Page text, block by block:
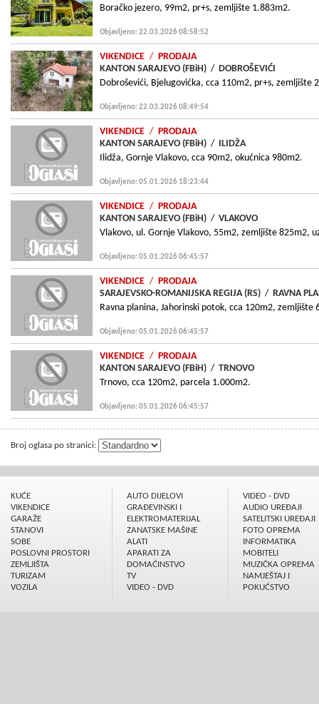
Boračko jezero, 99m2, pr+s, zemljište 1.883m2.
Objavljeno: 22.03.2026 08:58:52
VIKENDICE / PRODAJA
KANTON SARAJEVO (FBiH) / DOBROŠEVIĆI
Dobroševići, Bjelugovićka, cca 110m2, pr+s, zemljište
Objavljeno: 22.03.2026 08:49:54
VIKENDICE / PRODAJA
KANTON SARAJEVO (FBiH) / ILIDŽA
Ilidža, Gornje Vlakovo, cca 90m2, okućnica 980m2.
Objavljeno: 05.01.2026 18:23:44
VIKENDICE / PRODAJA
KANTON SARAJEVO (FBiH) / VLAKOVO
Vlakovo, ul. Gornje Vlakovo, 55m2, zemljište 825m2,
Objavljeno: 05.01.2026 06:45:57
VIKENDICE / PRODAJA
SARAJEVSKO-ROMANIJSKA REGIJA (RS) / RAVNA
Ravna planina, Jahorinski potok, cca 120m2, zemljište
Objavljeno: 05.01.2026 06:45:57
VIKENDICE / PRODAJA
KANTON SARAJEVO (FBiH) / TRNOVO
Trnovo, cca 120m2, parcela 1.000m2.
Objavljeno: 05.01.2026 06:45:57
Broj oglasa po stranici:
KUĆE
VIKENDICE
GARAŽE
STANOVI
SOBE
POSLOVNI PROSTORI
ZEMLJIŠTA
TURIZAM
VOZILA
AUTO DIJELOVI
GRAÐEVINSKI I
ELEKTROMATERIJAL
ZANATSKE MAŠINE
ALATI
APARATI ZA
DOMAĆINSTVO
TV
VIDEO - DVD
VIDEO - DVD
AUDIO UREÐAJI
SATELITSKI UREÐAJI
FOTO OPREMA
INFORMATIKA
MOBITELI
MUZIČKA OPREMA
NAMJEŠTAJ I
POKUĆSTVO